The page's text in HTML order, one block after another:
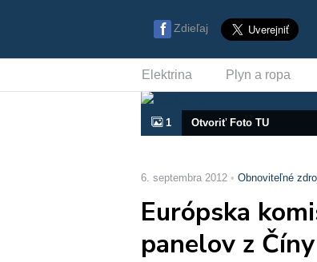
Zdieľaj
Elektrina Plyn a ropa
1 Otvoriť Foto TU
6. septembra 2012 Obnoviteľné
Európska
panelov z Číny